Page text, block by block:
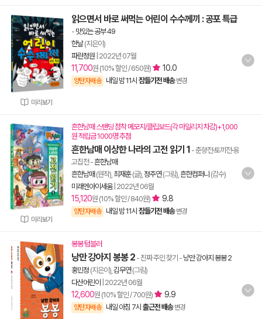
미리보기
읽으면서 바로 써먹는 어린이 수수께끼 : 공포 특급
- 맛있는 공부 49
한날(지은이)
파란정원 2022년 07월
11,700원 (10% 할인 / 650원) 10.0
양탄자배송 내일 밤 11시 잠들기전 배송 변경
미리보기
흔한남매 스탠딩 점착 메모지/클립보드(각 마일리지 차감)+1,000
원 적립금 1000명 추첨
흔한남매 이상한 나라의 고전 읽기 1 - 춘향전·토끼전·옹
고집전-흔한남매
흔한남매 (원작), 최재훈(글), 정주연(그림), 흔한컴퍼니 (감수)
미래엔아이세움| 2022년 06월
15,120원 (10% 할인 / 840원) 9.8
양탄자배송 내일 밤 11시 잠들기전 배송 변경
봉봉 텀블러
낭만 강아지 봉봉 2 - 진짜 주인 찾기 - 낭만 강아지 봉봉 2
홍민정 (지은이), 김무연(그림)
다산어린이
2022년 06월
12,600원 (10% 할인 / 700원) 9.9
양탄자배송 내일 아침 7시 출근전 배송 변경